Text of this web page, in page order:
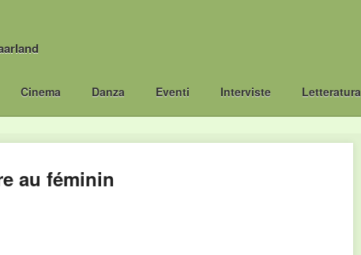
Cinema Danza Eventi Interviste Letteratura
au féminin